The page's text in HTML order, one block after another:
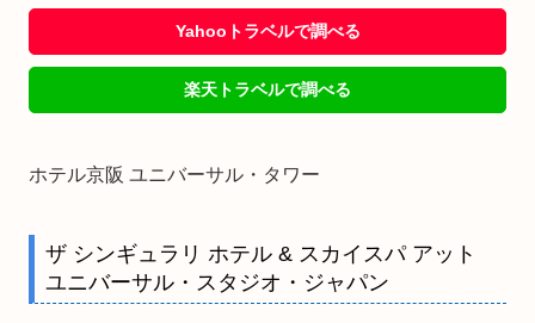
Yahooトラベルで調べる
楽天トラベルで調べる
ホテル京阪 ユニバーサル・タワー
ザ シンギュラリ ホテル & スカイスパ アット
ユニバーサル・スタジオ・ジャパン